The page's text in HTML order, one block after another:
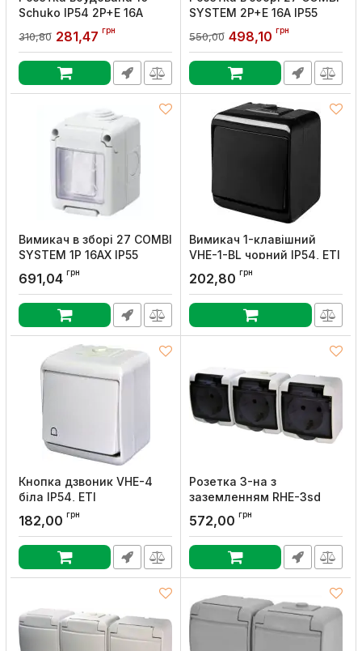
Schuko IP54 2P+E 16A
230V 50x50 GEWISS
Артикул: GW62393
310,80 281,47 грн
SYSTEM 2P+E 16A IP55
Артикул: GW27844
550,00 498,10 грн
Вимикач в зборі 27 COMBI
SYSTEM 1Р 16AX IP55
сірий GEWISS
Артикул:
691,04 грн
Вимикач 1-клавішний
VHE-1-BL чорний IP54, ETI
Артикул:4668080
202,80 грн
Кнопка дзвоник VHE-4
біла IP54, ETI
Артикул:4668003
182,00 грн
Розетка 3-на з
заземленням RHE-3sd
біла/прозора кришка
IP54, ETI
Артикул:4668024
572,00 грн